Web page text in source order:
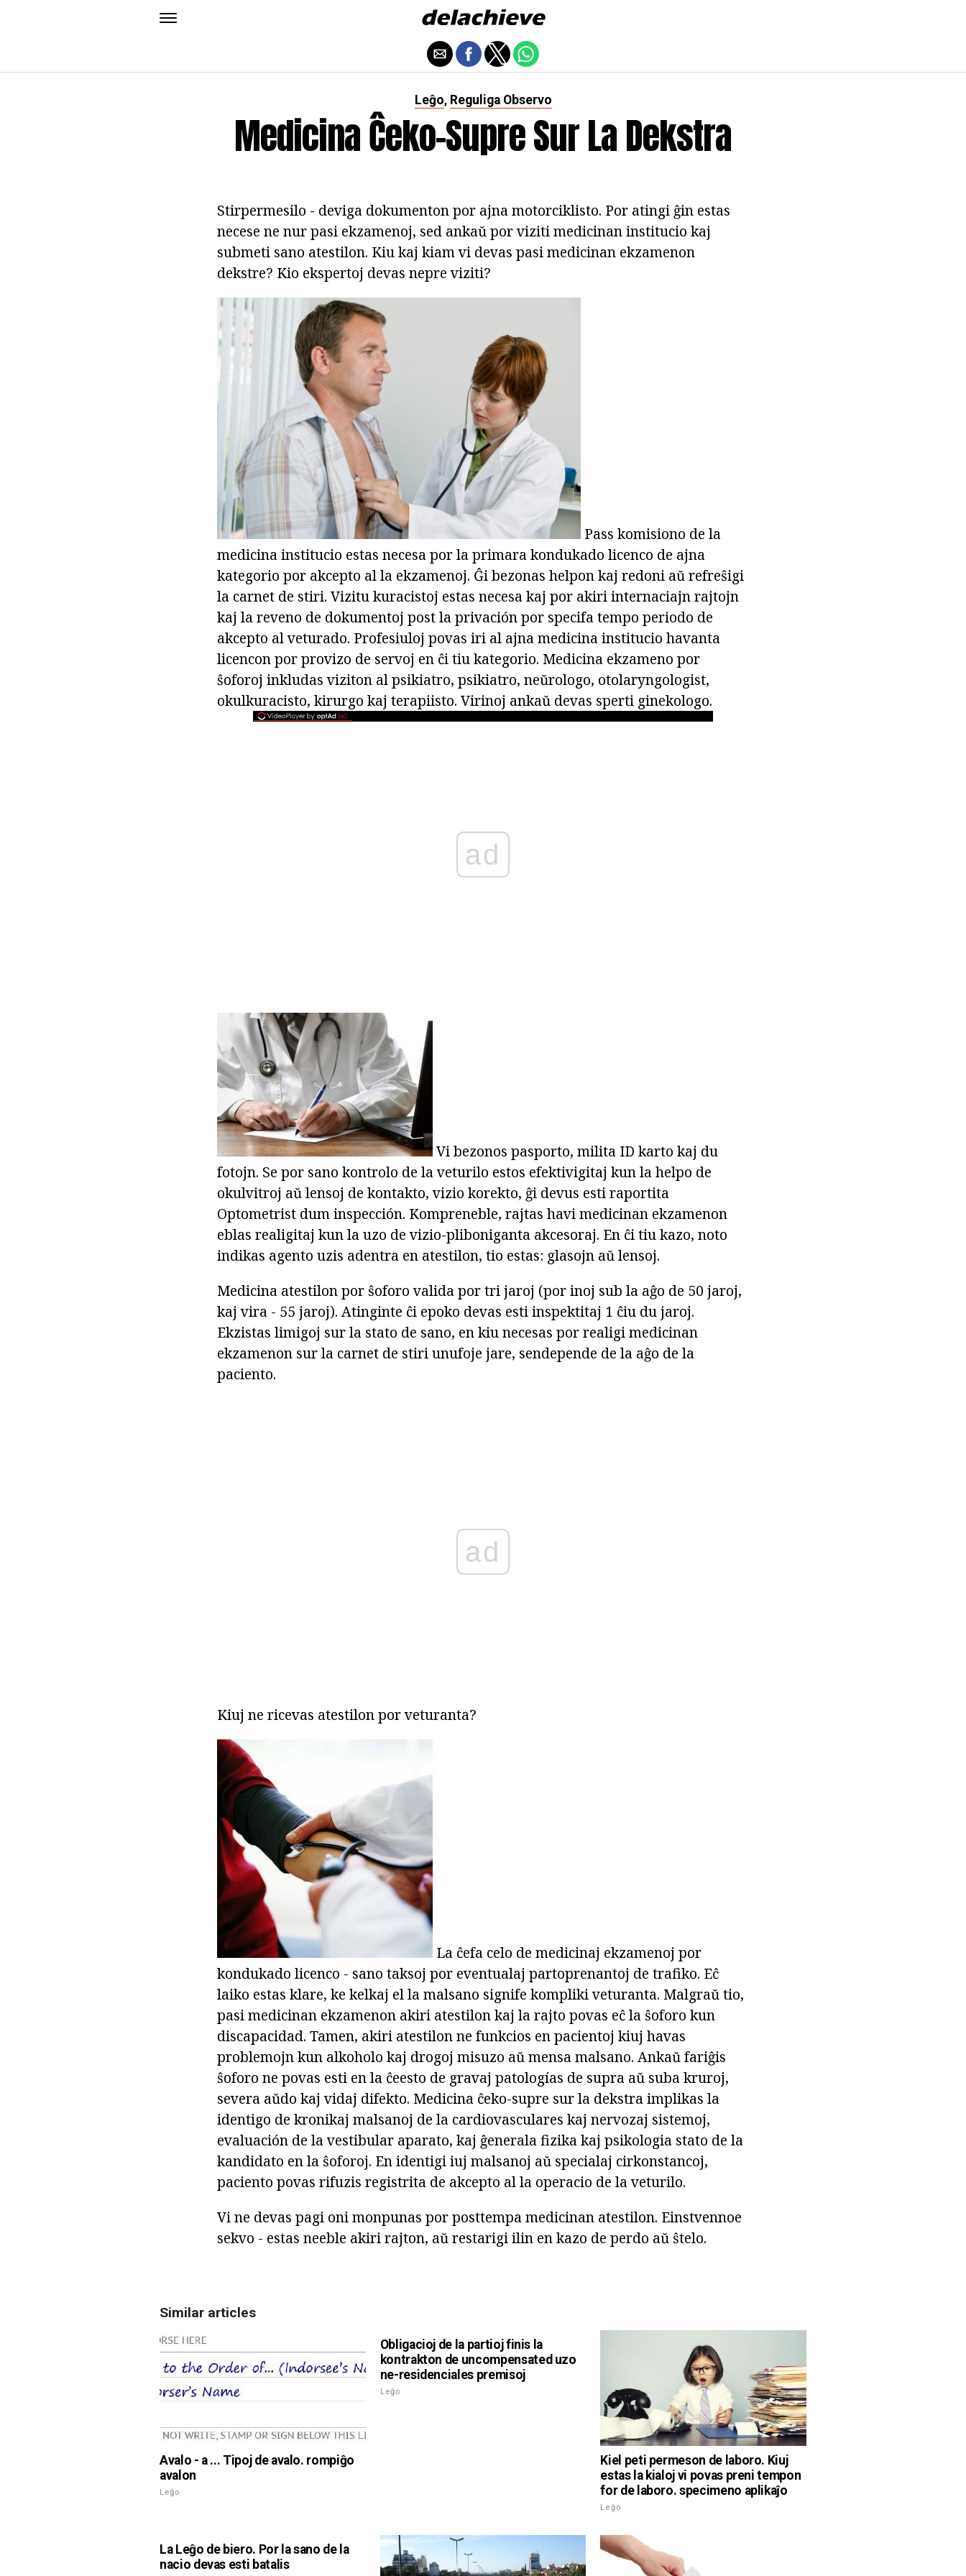
Leĝo, Reguliga Observo
Medicina Ĉeko-Supre Sur La Dekstra
Stirpermesilo - deviga dokumenton por ajna motorciklisto. Por atingi ĝin estas
necese ne nur pasi ekzamenoj, sed ankaŭ por viziti medicinan institucio kaj
submeti sano atestilon. Kiu kaj kiam vi devas pasi medicinan ekzamenon
dekstre? Kio ekspertoj devas nepre viziti?
Pass komisiono de la
medicina institucio estas necesa por la primara kondukado licenco de ajna
kategorio por akcepto al la ekzamenoj. Ĝi bezonas helpon kaj redoni aŭ refreŝigi
la carnet de stiri. Vizitu kuracistoj estas necesa kaj por akiri internaciajn rajtojn
kaj la reveno de dokumentoj post la privación por specifa tempo periodo de
akcepto al veturado. Profesiuloj povas iri al ajna medicina institucio havanta
licencon por provizo de servoj en ĉi tiu kategorio. Medicina ekzameno por
ŝoforoj inkludas viziton al psikiatro, psikiatro, neŭrologo, otolaryngologist,
okulkuracisto, kirurgo kaj terapiisto. Virinoj ankaŭ devas sperti ginekologo.
ad
Vi bezonos pasporto, milita ID karto kaj du
fotojn. Se por sano kontrolo de la veturilo estos efektivigitaj kun la helpo de
okulvitroj aŭ lensoj de kontakto, vizio korekto, ĝi devus esti raportita
Optometrist dum inspección. Kompreneble, rajtas havi medicinan ekzamenon
eblas realigitaj kun la uzo de vizio-pliboniganta akcesoraj. En ĉi tiu kazo, noto
indikas agento uzis adentra en atestilon, tio estas: glasojn aŭ lensoj.
Medicina atestilon por ŝoforo valida por tri jaroj (por inoj sub la aĝo de 50 jaroj,
kaj vira - 55 jaroj). Atinginte ĉi epoko devas esti inspektitaj 1 ĉiu du jaroj.
Ekzistas limigoj sur la stato de sano, en kiu necesas por realigi medicinan
ekzamenon sur la carnet de stiri unufoje jare, sendepende de la aĝo de la
paciento.
ad
Kiuj ne ricevas atestilon por veturanta?
La ĉefa celo de medicinaj ekzamenoj por
kondukado licenco - sano taksoj por eventualaj partoprenantoj de trafiko. Eĉ
laiko estas klare, ke kelkaj el la malsano signife kompliki veturanta. Malgraŭ tio,
pasi medicinan ekzamenon akiri atestilon kaj la rajto povas eĉ la ŝoforo kun
discapacidad. Tamen, akiri atestilon ne funkcios en pacientoj kiuj havas
problemojn kun alkoholo kaj drogoj misuzo aŭ mensa malsano. Ankaŭ fariĝis
ŝoforo ne povas esti en la ĉeesto de gravaj patologías de supra aŭ suba kruroj,
severa aŭdo kaj vidaj difekto. Medicina ĉeko-supre sur la dekstra implikas la
identigo de kronikaj malsanoj de la cardiovasculares kaj nervozaj sistemoj,
evaluación de la vestibular aparato, kaj ĝenerala fizika kaj psikologia stato de la
kandidato en la ŝoforoj. En identigi iuj malsanoj aŭ specialaj cirkonstancoj,
paciento povas rifuzis registrita de akcepto al la operacio de la veturilo.
Vi ne devas pagi oni monpunas por posttempa medicinan atestilon. Einstvennoe
sekvo - estas neeble akiri rajton, aŭ restarigi ilin en kazo de perdo aŭ ŝtelo.
Similar articles
Avalo - a ... Tipoj de avalo. rompiĝo
avalon
Leĝo
Obligacioj de la partioj finis la
kontrakton de uncompensated uzo
ne-residenciales premisoj
Leĝo
Kiel peti permeson de laboro. Kiuj
estas la kialoj vi povas preni tempon
for de laboro. specimeno aplikaĵo
Leĝo
La Leĝo de biero. Por la sano de la
nacio devas esti batalis